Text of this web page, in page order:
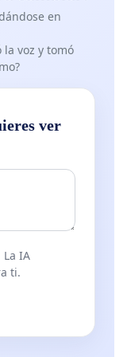
de los derechos
manipulación
en
voz y tomó
ver
IA
ti.